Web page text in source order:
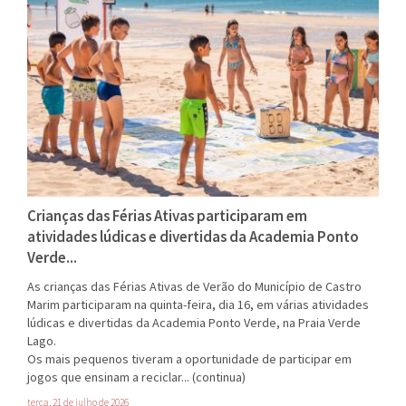
Crianças das Férias Ativas participaram em
atividades lúdicas e divertidas da Academia Ponto
Verde...
As crianças das Férias Ativas de Verão do Município de Castro
Marim participaram na quinta-feira, dia 16, em várias atividades
lúdicas e divertidas da Academia Ponto Verde, na Praia Verde
Lago.
Os mais pequenos tiveram a oportunidade de participar em
jogos que ensinam a reciclar... (continua)
terça, 21 de julho de 2026